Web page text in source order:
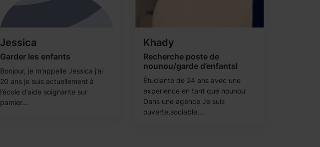
Jessica
Garder les enfants
Bonjour, je m’appelle Jessica j’ai
20 ans je suis actuellement à
l’école d’aide soignante sur
pamier...
Khady
Recherche poste de
nounou/garde d’enfantsl
Étudiante de 24 ans avec une
experience en tant que nounou
Dans une agence Je suis
ouverte,sociable,...